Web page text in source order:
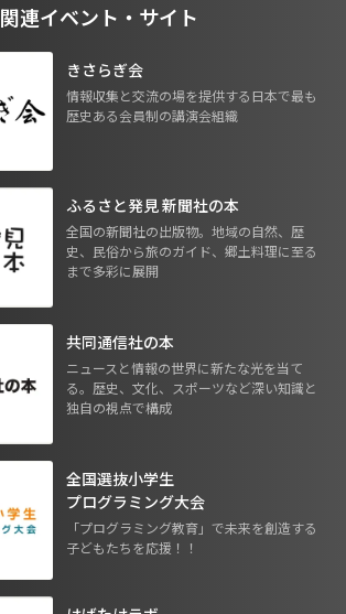
関連イベント・サイト
きさらぎ会
情報収集と交流の場を提供する日本で最も
歴史ある会員制の講演会組織
ふるさと発見 新聞社の本
全国の新聞社の出版物。地域の自然、歴
史、民俗から旅のガイド、郷土料理に至る
まで多彩に展開
共同通信社の本
ニュースと情報の世界に新たな光を当て
る。歴史、文化、スポーツなど深い知識と
独自の視点で構成
全国選抜小学生
プログラミング大会
「プログラミング教育」で未来を創造する
子どもたちを応援！！